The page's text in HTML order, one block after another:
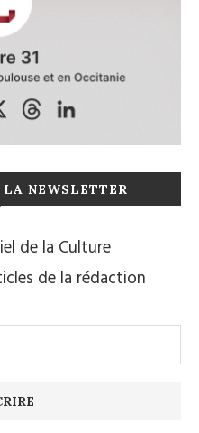
NEWSLETTER
de la Culture
de la rédaction